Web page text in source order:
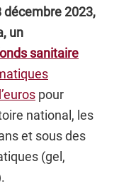
2023,
un
sanitaire
pour
national, les
et sous des
(gel,